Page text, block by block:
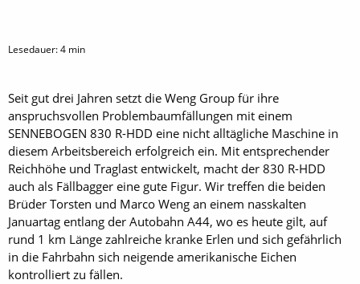
Lesedauer:4 min
Seit gut drei Jahren setzt die Weng Group für ihre
anspruchsvollen Problembaumfällungen mit einem
SENNEBOGEN 830 R-HDD eine nicht alltägliche Maschine in
diesem Arbeitsbereich erfolgreich ein. Mit entsprechender
Reichhöhe und Traglast entwickelt, macht der 830 R-HDD
auch als Fällbagger eine gute Figur. Wir treffen die beiden
Brüder Torsten und Marco Weng an einem nasskalten
Januartag entlang der Autobahn A44, wo es heute gilt, auf
rund 1 km Länge zahlreiche kranke Erlen und sich gefährlich
in die Fahrbahn sich neigende amerikanische Eichen
kontrolliert zu fällen.